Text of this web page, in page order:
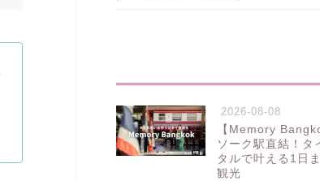
2026-08-08
【Memory
ソーク駅直結！タ
タルで叶える1日
観光